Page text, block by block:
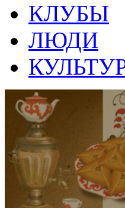
КЛУБЫ
ЛЮДИ